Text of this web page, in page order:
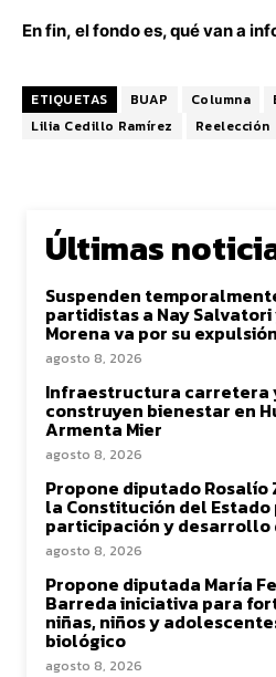
En fin, el fondo es, qué van a
ETIQUETAS BUAP Columna
Lilia Cedillo Ramírez
Reelección
Últimas
Suspenden
partidistas a Nay
Morena va por su
agosto 8, 2026
Infraestructura carretera
construyen bienestar en
Armenta Mier
agosto 8, 2026
Propone diputado
la Constitución del
participación y desarrollo
agosto 8, 2026
Propone diputada María
Barreda iniciativa para
niñas, niños y
biológico
agosto 8, 2026